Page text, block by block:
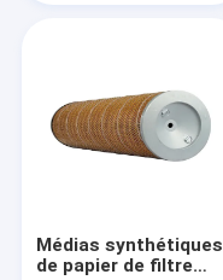
Médias synthétiques
de papier de filtre